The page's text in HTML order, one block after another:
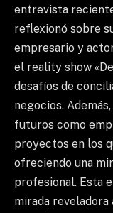
entrevista
reflexionó sobre
empresario y
el reality show
desafíos de
negocios.
futuros como
proyectos en los
ofreciendo una
profesional. Esta
mirada